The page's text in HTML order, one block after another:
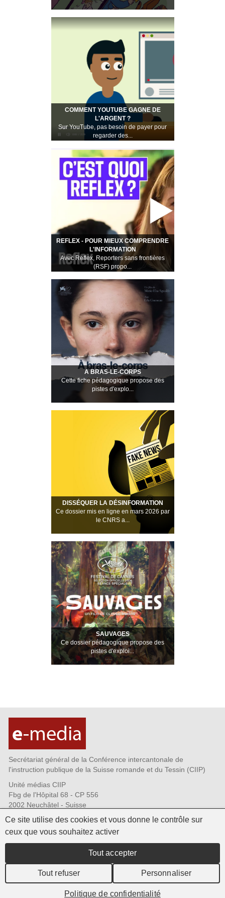
COMMENT YOUTUBE GAGNE DE
L'ARGENT ?
Sur YouTube, pas besoin de payer pour
regarder des...
REFLEX - POUR MIEUX COMPRENDRE
L'INFORMATION
Avec Reflex, Reporters sans frontières
(RSF) propo...
A BRAS-LE-CORPS
Cette fiche pédagogique propose des
pistes d'explo...
DISSÉQUER LA DÉSINFORMATION
Ce dossier mis en ligne en mars 2026 par
le CNRS a...
SAUVAGES
Ce dossier pédagogique propose des
pistes d'exploi...
Secrétariat général de la Conférence intercantonale de
l'instruction publique de la Suisse romande et du Tessin (CIIP)
Unité médias CIIP
Fbg de l'Hôpital 68 - CP 556
2002 Neuchâtel - Suisse
Tél. +41 32 889 69 72
Fax +41 32 889 69 73
CIIP.emedia@ciip.ch
Commande de matériel
Ce site utilise des cookies et vous donne le contrôle sur
ceux que vous souhaitez activer
Tout accepter
Tout refuser Personnaliser
Politique de confidentialité